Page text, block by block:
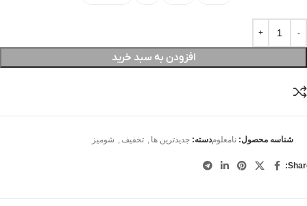
افزودن به سبد خرید
شناسه محصول: نامعلومدسته: جدیدترین ها , تخفیف , شومیز